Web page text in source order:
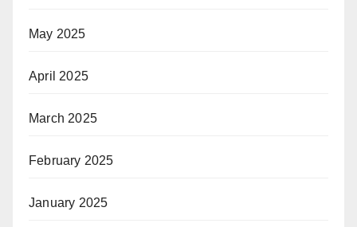
May 2025
April 2025
March 2025
February 2025
January 2025